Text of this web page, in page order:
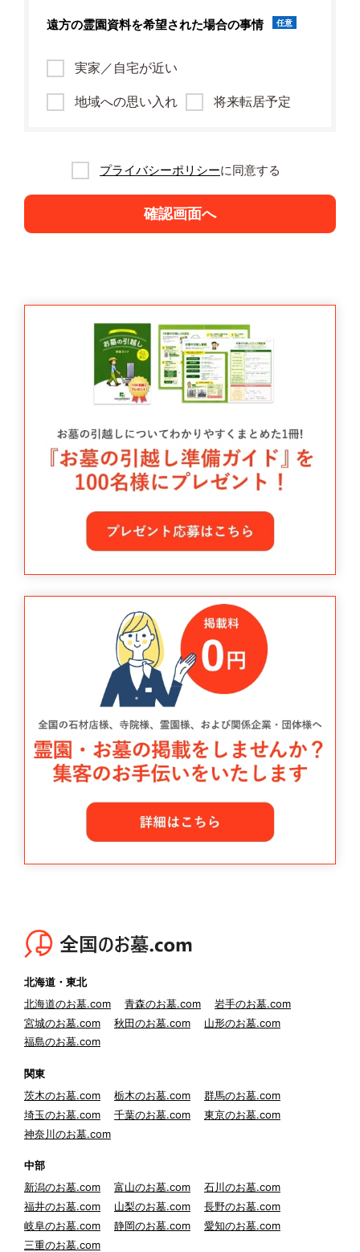
遠方の霊園資料を希望された場合の事情 任意
実家／自宅が近い
地域への思い入れ 将来転居予定
プライバシーポリシーに同意する
確認画面へ
北海道・東北
北海道のお墓.com
青森のお墓.com
岩手のお墓.com
宮城のお墓.com
秋田のお墓.com
山形のお墓.com
福島のお墓.com
関東
茨木のお墓.com
栃木のお墓.com
群馬のお墓.com
埼玉のお墓.com
千葉のお墓.com
東京のお墓.com
神奈川のお墓.com
中部
新潟のお墓.com
富山のお墓.com
石川のお墓.com
福井のお墓.com
山梨のお墓.com
長野のお墓.com
岐阜のお墓.com
静岡のお墓.com
愛知のお墓.com
三重のお墓.com